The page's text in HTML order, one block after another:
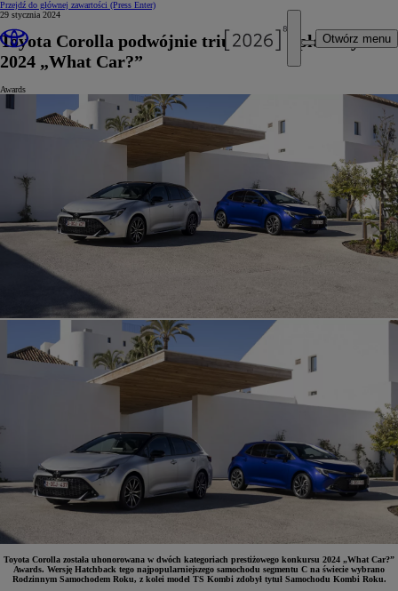
Przejdź do głównej zawartości (Press Enter)
Otwórz menu
29 stycznia 2024
Toyota Corolla podwójnie triumfuje w plebiscycie
2024 „What Car?”
Awards
Toyota Corolla została uhonorowana w dwóch kategoriach prestiżowego konkursu 2024 „What Car?”
Awards. Wersję Hatchback tego najpopularniejszego samochodu segmentu C na świecie wybrano
Rodzinnym Samochodem Roku, z kolei model TS Kombi zdobył tytuł Samochodu Kombi Roku.